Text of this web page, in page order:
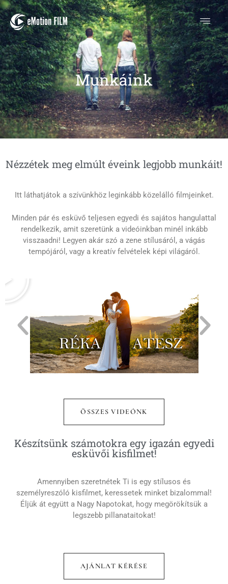
Munkáink
Portfóliónk
Nézzétek meg elmúlt éveink legjobb munkáit!
Itt láthatjátok a szívünkhöz leginkább közelálló filmjeinket.
Minden pár és esküvő teljesen egyedi és sajátos hangulattal
rendelkezik, amit szeretünk a videóinkban minél inkább
visszaadni! Legyen akár szó a zene stílusáról, a vágás
tempójáról, vagy a kreatív felvételek képi világáról.
ÖSSZES VIDEÓNK
Készítsünk számotokra egy igazán egyedi
esküvői kisfilmet!
Amennyiben szeretnétek Ti is egy stílusos és
személyreszóló kisfilmet, keressetek minket bizalommal!
Éljük át együtt a Nagy Napotokat, hogy megörökítsük a
legszebb pillanataitokat!
AJÁNLAT KÉRÉSE